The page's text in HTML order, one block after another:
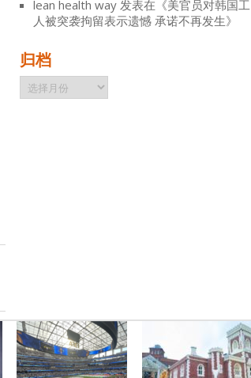
lean health way 发表在《美官员对韩国工
人被突袭拘留表示遗憾 承诺不再发生》
归档
归
档